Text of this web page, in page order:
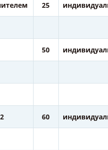
25
50
60